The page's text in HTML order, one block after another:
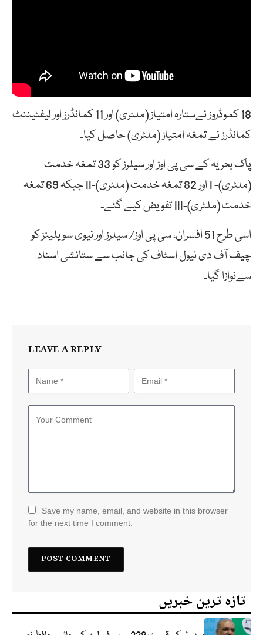
18 کموڈروز نےستارہ امتیاز (ملٹری) اور 11 کمانڈرز اور لیفٹیننٹ
کمانڈرز نے تمغہ امتیاز (ملٹری) حاصل کیا۔
پاک بحریہ کے سی پی اوز اور سیلرز کو 33 تمغہ خدمت
(ملٹری)- I اور 82 تمغہ خدمت (ملٹری)-II جبکہ 69 تمغہ
خدمت (ملٹری)-III تفویض کیے گئے۔
اسی طرح 51 افسران، سی پی اوز/ سیلرز اور نیوی سویلینز کو
چیف آف دی نیول اسٹاف کی جانب سے ستائشی اسناد
سےنوازا گیا۔
LEAVE A REPLY
Save my name, email, and website in this browser
for the next time I comment.
تازہ ترین خبریں